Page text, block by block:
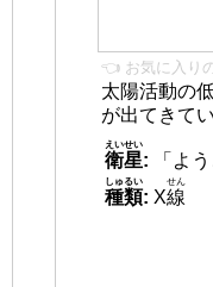
👈 お気に入り
太陽活動の
が出てきて
衛星
えいせい
:
「よ
種類
しゅるい
: X線
せん